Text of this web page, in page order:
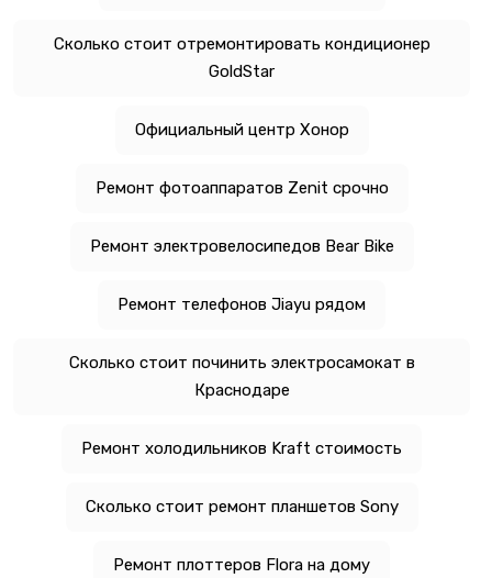
Сколько стоит отремонтировать кондиционер
GoldStar
Официальный центр Хонор
Ремонт фотоаппаратов Zenit срочно
Ремонт электровелосипедов Bear Bike
Ремонт телефонов Jiayu рядом
Сколько стоит починить электросамокат в
Краснодаре
Ремонт холодильников Kraft стоимость
Сколько стоит ремонт планшетов Sony
Ремонт плоттеров Flora на дому